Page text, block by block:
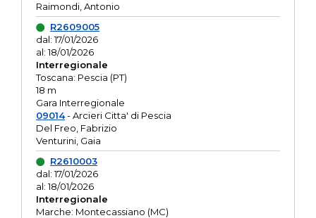
Raimondi, Antonio
R2609005
dal: 17/01/2026
al: 18/01/2026
Interregionale
Toscana: Pescia (PT)
18 m
Gara Interregionale
09014- Arcieri Citta' di Pescia
Del Freo, Fabrizio
Venturini, Gaia
R2610003
dal: 17/01/2026
al: 18/01/2026
Interregionale
Marche: Montecassiano (MC)